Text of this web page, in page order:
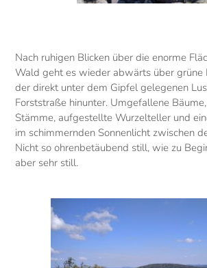
Nach ruhigen Blicken über die enorme
Wald geht es wieder abwärts über grüne
der direkt unter dem Gipfel gelegenen
Forststraße hinunter. Umgefallene
Stämme, aufgestellte Wurzelteller und
im schimmernden Sonnenlicht zwischen
Nicht so ohrenbetäubend still, wie zu
aber sehr still.